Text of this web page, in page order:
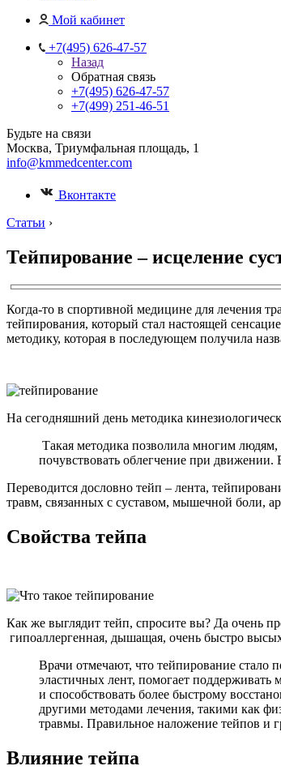
Мой кабинет
+7(495) 626-47-57
Назад
Обратная связь
+7(495) 626-47-57
+7(499) 251-46-51
Будьте на связи
Москва, Триумфальная площадь, 1
info@kmmedcenter.com
Вконтакте
Статьи ›
Тейпирование – исцеление
Когда-то в спортивной медицине для лечения
тейпирования, который стал настоящей
методику, которая в последующем получила
На сегодняшний день методика
Такая методика позволила многим
почувствовать облегчение при
Переводится дословно тейп – лента,
травм, связанных с суставом, мышечной боли,
Свойства тейпа
Как же выглядит тейп, спросите вы? Да очень
гипоаллергенная, дышащая, очень быстро
Врачи отмечают, что тейпирование
эластичных лент, помогает
и способствовать более быстрому
другими методами лечения, такими как
травмы. Правильное наложение тейпов и
Влияние тейпа